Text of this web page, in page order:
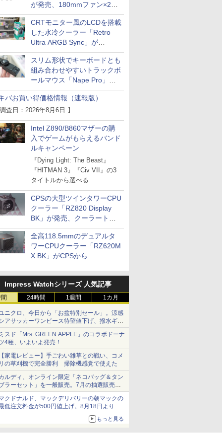
が発売、180mmファン×2搭
載
CRTモニター風のLCDを搭載
した水冷クーラー「Retro
Ultra ARGB Sync」が
Thermaltakeから
スリム形状でキーボードとも
組み合わせやすいトラックボ
ールマウス「Nape Pro」が
Keychronから
バお買い得価格情報（速報版）
査日：2026年8月6日 】
Intel Z890/B860マザーの購
入でゲームがもらえるバンド
ルキャンペーン
『Dying Light: The Beast』
『HITMAN 3』『Civ VII』の3
タイトルから選べる
CPSの大型ツインタワーCPU
クーラー「RZ820 Display
BK」が発売、クーラートッ
プに5インチ液晶搭載
全高118.5mmのデュアルタ
ワーCPUクーラー「RZ620M
X BK」がCPSから
Impress Watchシリーズ 人気記事
24時間 1週間 1カ月
ニクロ、今日から「お盆特別セール」。涼感
アサッカーワンピース待望値下げ、撥水ギア
ョーツは1990円に
スド「Mrs. GREEN APPLE」のコラボドーナ
4種、いよいよ発売！
家電レビュー】手ごわい雑草との戦い、コメ
の草刈機で完全勝利 掃除機感覚で使えた
ルディ、オンライン限定「ネコバッグ＆タン
ラーセット」を一般販売。7月の抽選販売の
選無効分
クドナルド、マックデリバリーの朝マックの
低注文料金が500円値上げ。8月18日より
もっと見る